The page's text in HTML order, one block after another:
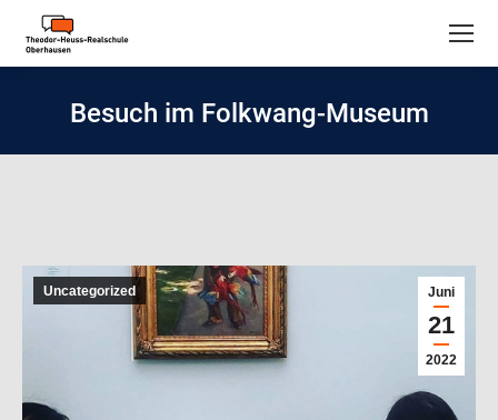
Besuch im Folkwang-Museum
Juni
21
2022
Uncategorized